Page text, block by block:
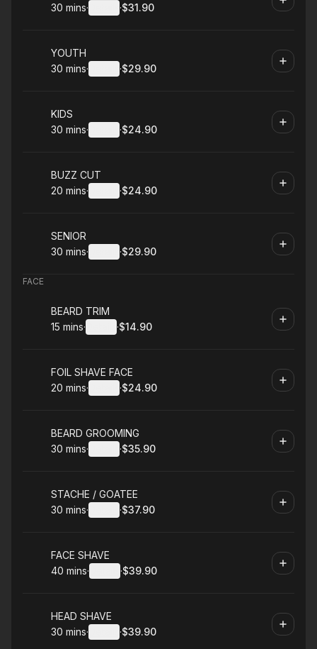
.Duration:
30 mins· ·
.Price
$31.90
Book
YOUTH
.Duration:
30 mins· ·
.Price:
$29.90
Book
KIDS
.Duration:
30 mins· ·
.Price:
$24.90
Book
BUZZ CUT
.Duration:
20 mins· ·
.Price:
$24.90
Book
SENIOR
.Duration:
30 mins· ·
.Price:
$29.90
FACE
Book
BEARD TRIM
.Duration:
15 mins· ·
. Price
$14.90
Book
FOIL SHAVE FACE
.Duration:
20 mins· ·
.Price:
$24.90
Book
BEARD GROOMING
.Duration:
30 mins· ·
.Price
$35.90
Book
STACHE / GOATEE
.Duration:
30 mins· ·
.Price
$37.90
Book
FACE SHAVE
.Duration:
40 mins· ·
.Price:
$39.90
Book
HEAD SHAVE
.Duration:
30 mins· ·
.Price:
$39.90